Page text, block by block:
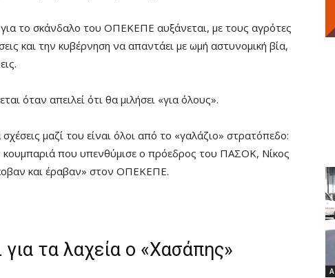
το σκάνδαλο του ΟΠΕΚΕΠΕ αυξάνεται, με τους αγρότες
και την κυβέρνηση να απαντάει με ωμή αστυνομική βία,
όταν απειλεί ότι θα μιλήσει «για όλους».
μαζί του είναι όλοι από το «γαλάζιο» στρατόπεδο:
κουμπαριά που υπενθύμισε ο πρόεδρος του ΠΑΣΟΚ, Νίκος
και έραβαν» στον ΟΠΕΚΕΠΕ.
για τα λαχεία ο «Χασάπης»